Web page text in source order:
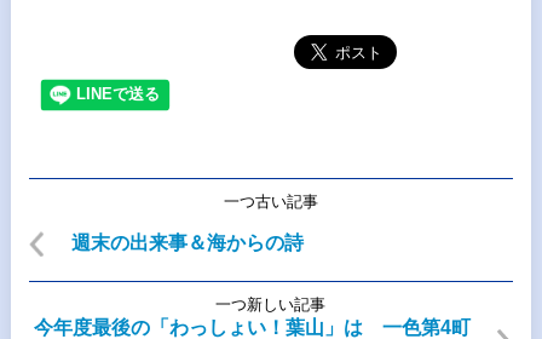
一つ古い記事
週末の出来事＆海からの詩
一つ新しい記事
今年度最後の「わっしょい！葉山」は 一色第4町